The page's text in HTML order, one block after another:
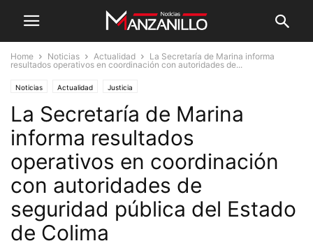
Home Noticias Actualidad
La Secretaría de Marina informa
resultados operativos en coordinación con autoridades de...
Noticias Actualidad Justicia
La Secretaría de Marina
informa resultados
operativos en coordinación
con autoridades de
seguridad pública del Estado
de Colima